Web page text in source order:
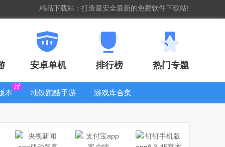
精品下载站：打造最安全最新的免费软件下载站!
安卓单机 排行榜 热门专题
本
地铁跑酷手游
游戏库合集